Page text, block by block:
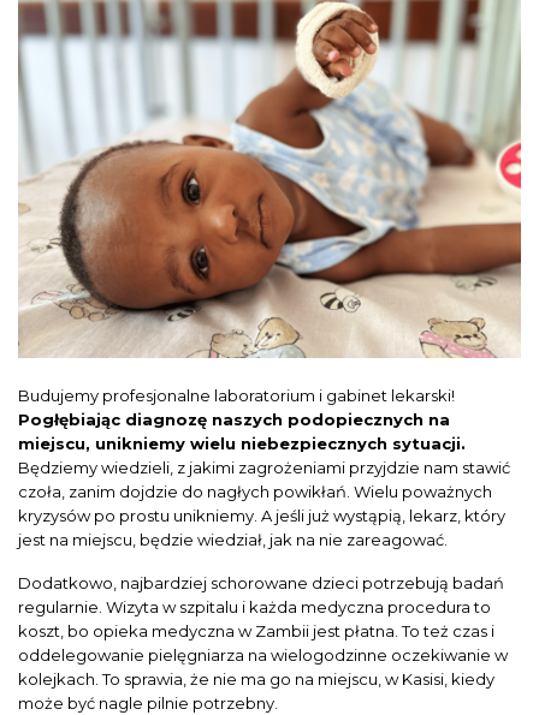
Budujemy profesjonalne laboratorium i gabinet lekarski!
Pogłębiając diagnozę naszych podopiecznych na
miejscu, unikniemy wielu niebezpiecznych sytuacji.
Będziemy wiedzieli, z jakimi zagrożeniami przyjdzie nam stawić
czoła, zanim dojdzie do nagłych powikłań. Wielu poważnych
kryzysów po prostu unikniemy. A jeśli już wystąpią, lekarz, który
jest na miejscu, będzie wiedział, jak na nie zareagować.
Dodatkowo, najbardziej schorowane dzieci potrzebują badań
regularnie. Wizyta w szpitalu i każda medyczna procedura to
koszt, bo opieka medyczna w Zambii jest płatna. To też czas i
oddelegowanie pielęgniarza na wielogodzinne oczekiwanie w
kolejkach. To sprawia, że nie ma go na miejscu, w Kasisi, kiedy
może być nagle pilnie potrzebny.